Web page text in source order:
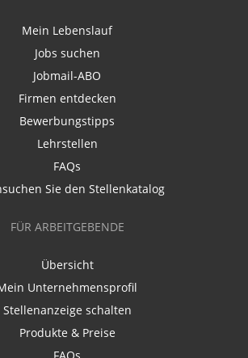
Mein Lebenslauf
Jobs suchen
Jobmail-ABO
Firmen entdecken
Bewerbungstipps
Lehrstellen
FAQs
Sie den Stellenkatalog
FÜR ARBEITGEBENDE
Übersicht
Unternehmensprofil
Stellenanzeige schalten
Produkte & Preise